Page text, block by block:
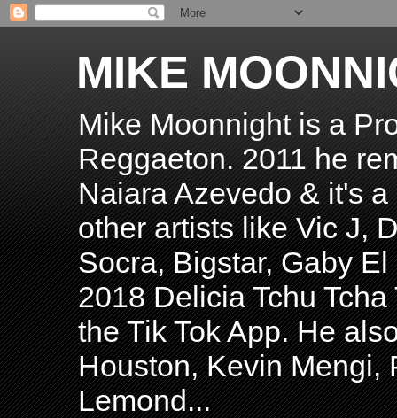
MIKE
Mike Moonnight is a
Reggaeton. 2011 he
Naiara Azevedo & it's
other artists like Vic J,
Socra, Bigstar, Gaby
2018 Delicia Tchu
the Tik Tok App. He
Houston, Kevin Mengi,
Lemond...